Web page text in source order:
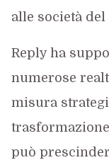
alle società del
Reply ha
numerose
misura
può